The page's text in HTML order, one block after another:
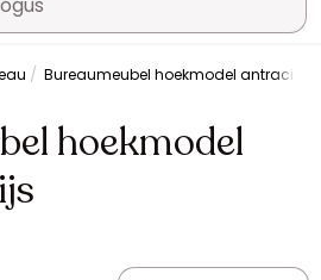
Bureaumeubel hoekmodel
hoekmodel